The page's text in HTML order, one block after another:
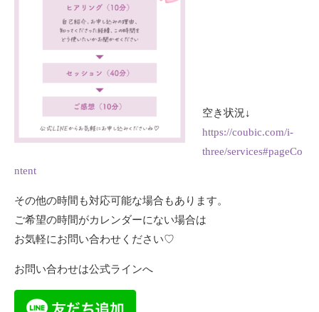
空き状況↓
https://coubic.com/i-
three/services#pageCo
ntent
その他の時間も対応可能な場合もあります。
ご希望の時間がカレンダーにない場合は
お気軽にお問い合わせください♡
お問い合わせは公式ラインへ